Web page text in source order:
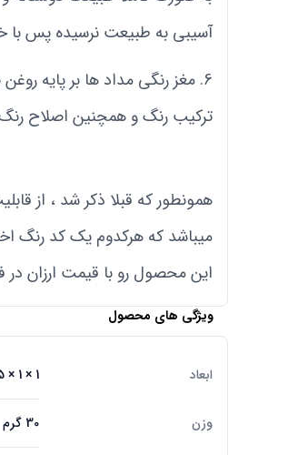
آسیبی به طبیعت نرسیده پس با
ترکیب رنگ و همچنین اصلاح رنگ
همونطور که قبلا ذکر شد ، از
این محصول رو با قیمت ارزان در
ویژگی های محصول
ابعاد 1 × 1 × 16.5 سانتی متر
وزن 30 گرم